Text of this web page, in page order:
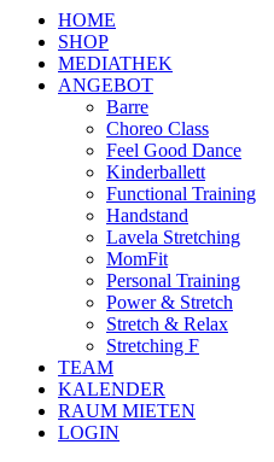
HOME
SHOP
MEDIATHEK
ANGEBOT
Barre
Choreo Class
Feel Good Dance
Kinderballett
Functional Training
Handstand
Lavela Stretching
MomFit
Personal Training
Power & Stretch
Stretch & Relax
Stretching F
TEAM
KALENDER
RAUM MIETEN
LOGIN